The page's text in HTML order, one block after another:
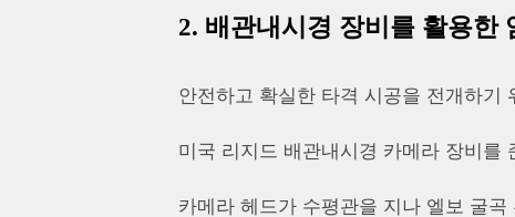
2. 배관내시경 장비를 활용한
안전하고 확실한 타격 시공을 전개하기
미국 리지드 배관내시경 카메라 장비를
카메라 헤드가 수평관을 지나 엘보 굴